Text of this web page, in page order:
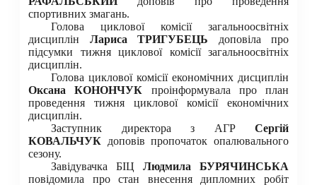
спортивних змагань.
Голова циклової комісії загальноосвітніх
дисциплін Лариса ТРИГУБЕЦЬ доповіла про
підсумки тижня циклової комісії загальноосвітніх
дисциплін.
Голова циклової комісії економічних дисциплін
Оксана КОНОНЧУК проінформувала про план
проведення тижня циклової комісії економічних
дисциплін.
Заступник директора з АГР Сергій
КОВАЛЬЧУК доповів пропочаток опалювального
сезону.
Завідувачка БІЦ Людмила БУРЯЧИНСЬКА
повідомила про стан внесення дипломних робіт